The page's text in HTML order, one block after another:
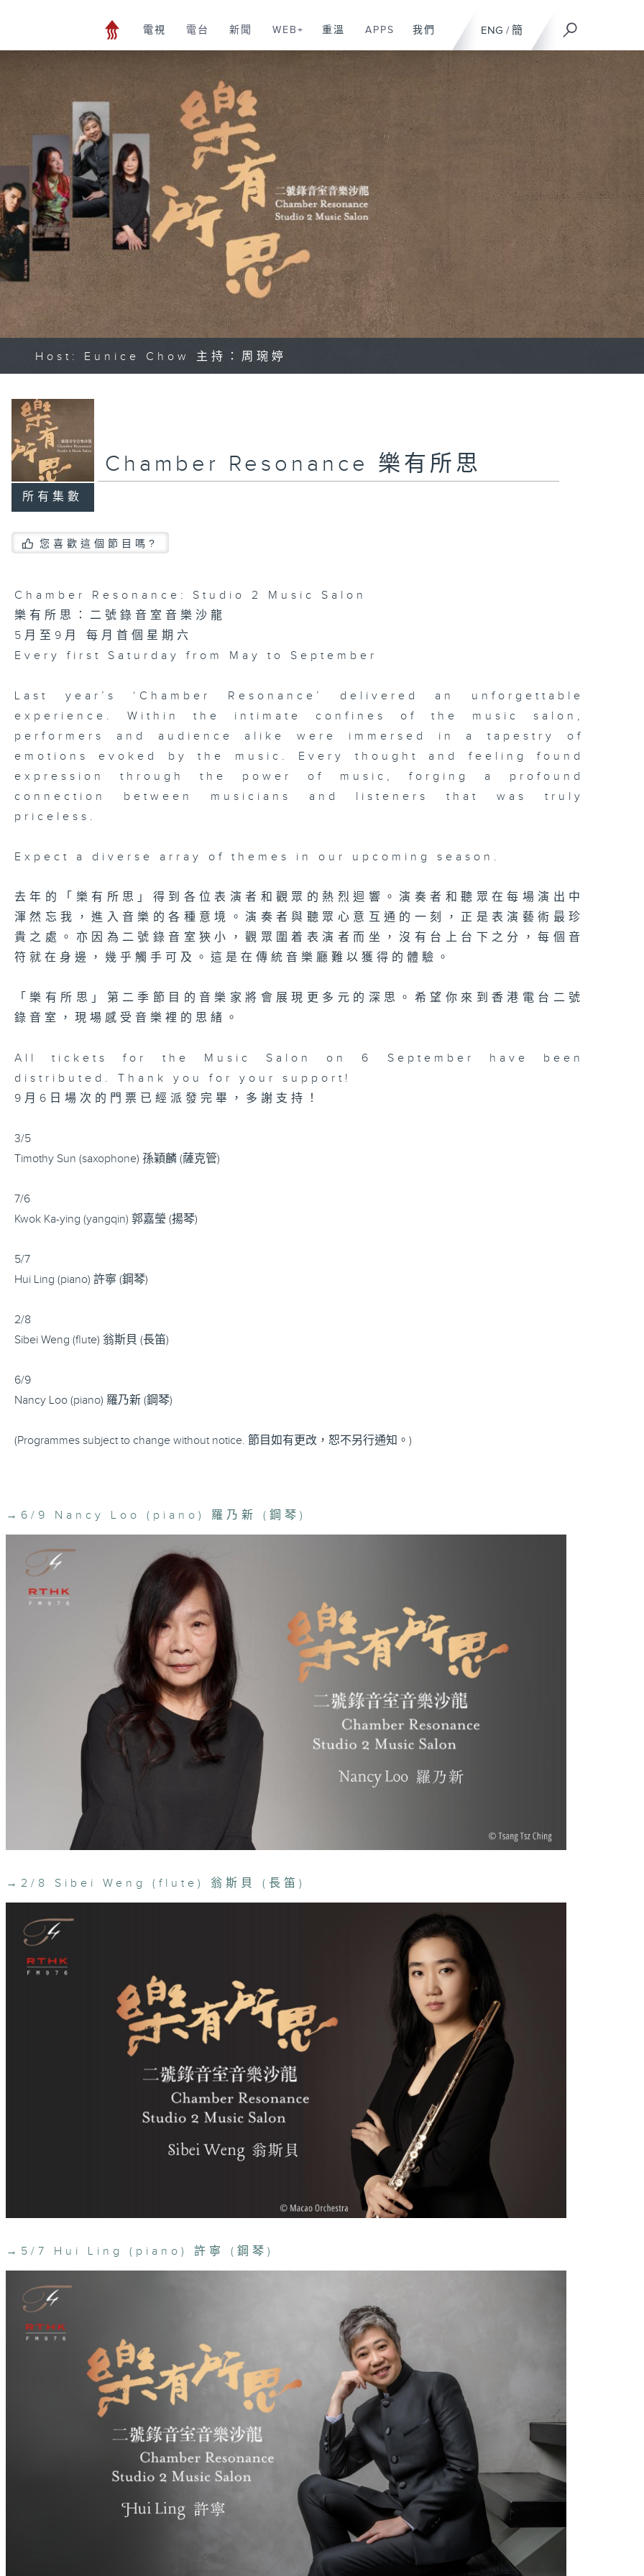
ENG / 簡
電視 電台 新聞 WEB+ 重溫 APPS 我們
Host: Eunice Chow 主持：周琬婷
所有集數
Chamber Resonance 樂有所思
您喜歡這個節目嗎?
Chamber Resonance: Studio 2 Music Salon
樂有所思：二號錄音室音樂沙龍
5月至9月 每月首個星期六
Every first Saturday from May to September
Last year’s ‘Chamber Resonance’ delivered an unforgettable
experience. Within the intimate confines of the music salon,
performers and audience alike were immersed in a tapestry of
emotions evoked by the music. Every thought and feeling found
expression through the power of music, forging a profound
connection between musicians and listeners that was truly
priceless.
Expect a diverse array of themes in our upcoming season.
去年的「樂有所思」得到各位表演者和觀眾的熱烈迴響。演奏者和聽眾在每場演出中
渾然忘我，進入音樂的各種意境。演奏者與聽眾心意互通的一刻，正是表演藝術最珍
貴之處。亦因為二號錄音室狹小，觀眾圍着表演者而坐，沒有台上台下之分，每個音
符就在身邊，幾乎觸手可及。這是在傳統音樂廳難以獲得的體驗。
「樂有所思」第二季節目的音樂家將會展現更多元的深思。希望你來到香港電台二號
錄音室，現場感受音樂裡的思緒。
All tickets for the Music Salon on 6 September have been
distributed. Thank you for your support!
9月6日場次的門票已經派發完畢，多謝支持！
3/5
Timothy Sun (saxophone) 孫穎麟 (薩克管)
7/6
Kwok Ka-ying (yangqin) 郭嘉瑩 (揚琴)
5/7
Hui Ling (piano) 許寧 (鋼琴)
2/8
Sibei Weng (flute) 翁斯貝 (長笛)
6/9
Nancy Loo (piano) 羅乃新 (鋼琴)
(Programmes subject to change without notice. 節目如有更改，恕不另行通知。)
→ 6/9 Nancy Loo (piano) 羅乃新 (鋼琴)
→ 2/8 Sibei Weng (flute) 翁斯貝 (長笛)
→ 5/7 Hui Ling (piano) 許寧 (鋼琴)